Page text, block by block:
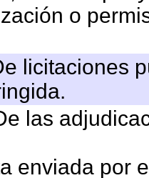
o
licitaciones
las
enviada por